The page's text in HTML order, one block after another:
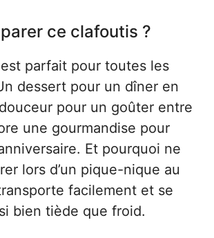
ce clafoutis ?
parfait pour toutes les
dessert pour un dîner en
pour un goûter entre
une gourmandise pour
Et pourquoi ne
lors d’un pique-nique au
facilement et se
bien tiède que froid.